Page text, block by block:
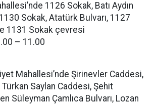
1126 Sokak, Batı Aydın
Sokak, Atatürk Bulvarı, 1127
1131 Sokak çevresi
– 11.00
Mahallesi’nde Şirinevler Caddesi,
Türkan Saylan Caddesi, Şehit
Süleyman Çamlıca Bulvarı, Lozan